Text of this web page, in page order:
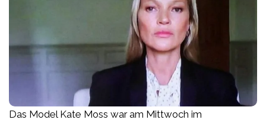
Das Model Kate Moss war am Mittwoch im